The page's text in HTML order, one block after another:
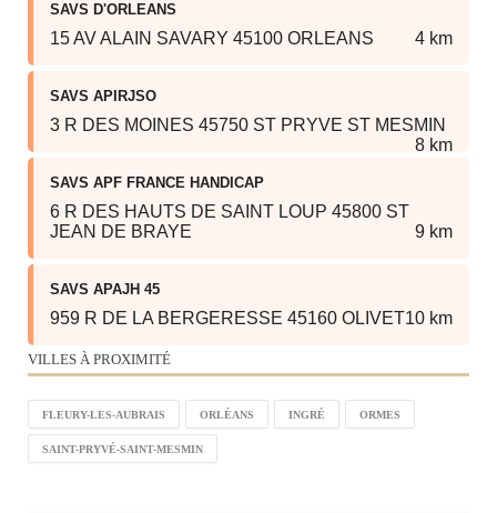
SAVS D'ORLEANS
15 AV ALAIN SAVARY 45100 ORLEANS 4 km
SAVS APIRJSO
3 R DES MOINES 45750 ST PRYVE ST MESMIN
8 km
SAVS APF FRANCE HANDICAP
6 R DES HAUTS DE SAINT LOUP 45800 ST
JEAN DE BRAYE
9 km
SAVS APAJH 45
959 R DE LA BERGERESSE 45160 OLIVET10 km
VILLES À PROXIMITÉ
FLEURY-LES-AUBRAIS ORLÉANS INGRÉ ORMES
SAINT-PRYVÉ-SAINT-MESMIN